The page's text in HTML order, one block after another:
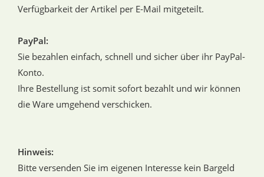
Verfügbarkeit der Artikel per E-Mail mitgeteilt.
PayPal:
Sie bezahlen einfach, schnell und sicher über ihr PayPal-
Konto.
Ihre Bestellung ist somit sofort bezahlt und wir können
die Ware umgehend verschicken.
Hinweis:
Bitte versenden Sie im eigenen Interesse kein Bargeld